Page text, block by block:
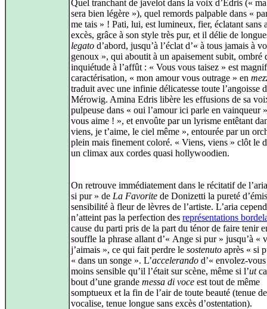
Quel tranchant de javelot dans la voix d’Edris («
sera bien légère »), quel remords palpable dans «
me tais » ! Pati, lui, est lumineux, fier, éclatant sans
excès, grâce à son style très pur, et il délie de
legato d’abord, jusqu’à l’éclat d’« à tous jamais à
genoux », qui aboutit à un apaisement subit, ombré
inquiétude à l’affût : « Vous vous taisez » est
caractérisation, « mon amour vous outrage » en
traduit avec une infinie délicatesse toute l’angoisse
Mérowig. Amina Edris libère les effusions de sa
pulpeuse dans « oui l’amour ici parle en vainqueur
vous aime ! », et envoûte par un lyrisme entêtant
viens, je t’aime, le ciel même », entourée par un
plein mais finement coloré. « Viens, viens » clôt le
un climax aux cordes quasi hollywoodien.
On retrouve immédiatement dans le récitatif de
si pur » de La Favorite de Donizetti la pureté
sensibilité à fleur de lèvres de l’artiste. L’aria
n’atteint pas la perfection des représentations
cause du parti pris de la part du ténor de faire tenir
souffle la phrase allant d’« Ange si pur » jusqu’à «
j’aimais », ce qui fait perdre le sostenuto après « si
« dans un songe ». L’accelerando d’«
moins sensible qu’il l’était sur scène, même si l’ut
bout d’une grande messa di voce est tout de même
somptueux et la fin de l’air de toute beauté (tenue
vocalise, tenue longue sans excès d’ostentation).